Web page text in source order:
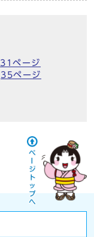
31ページ
35ページ